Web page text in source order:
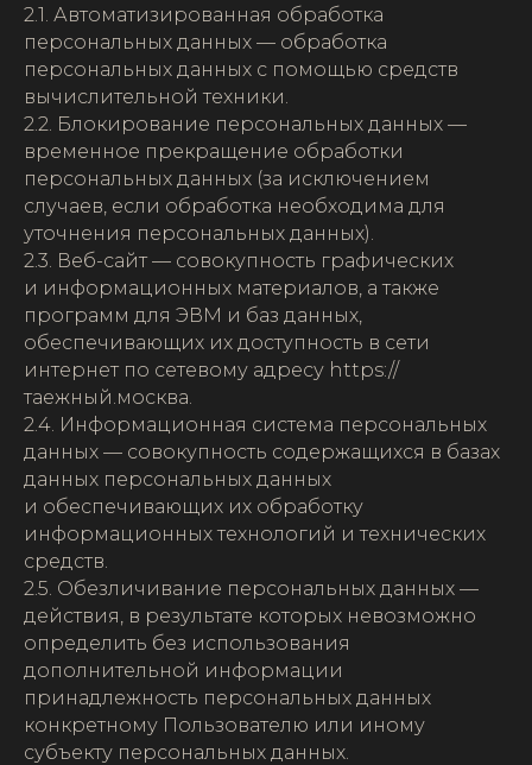
2.1. Автоматизированная обработка
персональных данных — обработка
персональных данных с помощью средств
вычислительной техники.
2.2. Блокирование персональных данных —
временное прекращение обработки
персональных данных (за исключением
случаев, если обработка необходима для
уточнения персональных данных).
2.3. Веб-сайт — совокупность графических
и информационных материалов, а также
программ для ЭВМ и баз данных,
обеспечивающих их доступность в сети
интернет по сетевому адресу https://
таежный.москва.
2.4. Информационная система персональных
данных — совокупность содержащихся в базах
данных персональных данных
и обеспечивающих их обработку
информационных технологий и технических
средств.
2.5. Обезличивание персональных данных —
действия, в результате которых невозможно
определить без использования
дополнительной информации
принадлежность персональных данных
конкретному Пользователю или иному
субъекту персональных данных.